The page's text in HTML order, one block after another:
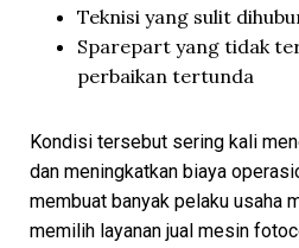
Teknisi yang sulit
Sparepart yang tidak
perbaikan tertunda
Kondisi tersebut sering kali
dan meningkatkan biaya
membuat banyak pelaku usaha
memilih layanan jual mesin